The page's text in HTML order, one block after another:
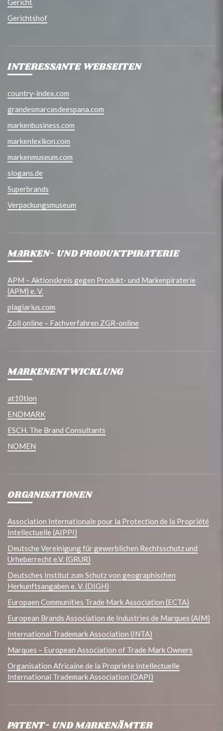
Gericht
Gerichtshof
INTERESSANTE WEBSEITEN
country-index.com
grandesmarcasdeespana.com
markenbusiness.com
markenlexikon.com
markenmuseum.com
slogans.de
Superbrands
Verpackungsmuseum
MARKEN- UND PRODUKTPIRATERIE
APM – Aktionskreis gegen Produkt- und Markenpiraterie
(APM) e. V.
plagiarius.com
Zoll online – Fachverfahren ZGR-online
MARKENENTWICKLUNG
at10tion
ENDMARK
ESCH. The Brand Consultants
NOMEN
ORGANISATIONEN
Association Internationale pour la Protection de la Propriété
Intellectuelle (AIPPI)
Deutsche Vereinigung für gewerblichen Rechtsschutz und
Urheberrecht e.V. (GRUR)
Deutsches Institut zum Schutz von geographischen
Herkunftsangaben e. V. (DIGH)
Europaen Communities Trade Mark Association (ECTA)
European Brands Association de Industries de Marques (AIM)
International Trademark Association (INTA)
Marques – European Association of Trade Mark Owners
Organisation Africaine de la Propriete Intellectuelle
International Trademark Association (OAPI)
PATENT- UND MARKENÄMTER